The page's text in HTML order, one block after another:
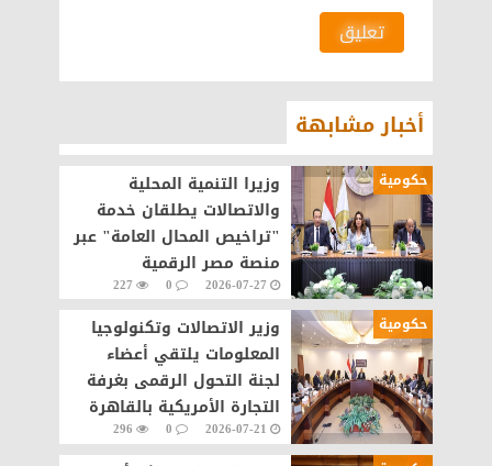
تعليق
أخبار مشابهة
حكومية
وزيرا التنمية المحلية
والاتصالات يطلقان خدمة
"تراخيص المحال العامة" عبر
منصة مصر الرقمية
2026-07-27
0
227
حكومية
وزير الاتصالات وتكنولوجيا
المعلومات يلتقي أعضاء
لجنة التحول الرقمى بغرفة
التجارة الأمريكية بالقاهرة
2026-07-21
0
296